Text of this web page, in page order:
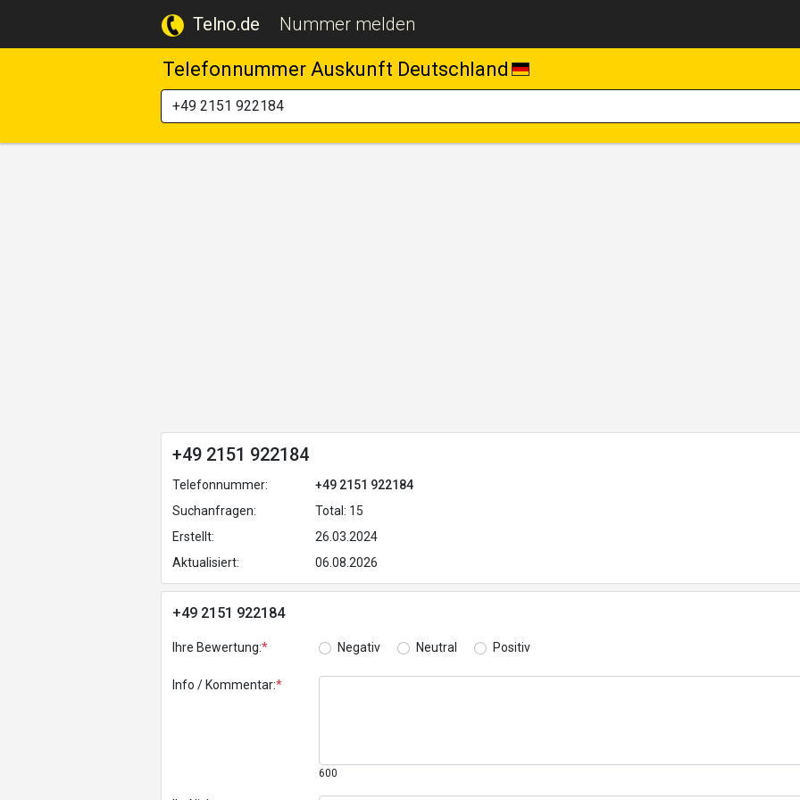
Telno.de Nummer melden
Telefonnummer Auskunft Deutschland
+49 2151 922184
Telefonnummer:
+49 2151 922184
Suchanfragen:
Total: 15
Erstellt:
26.03.2024
Aktualisiert:
06.08.2026
+49 2151 922184
Ihre Bewertung:* Negativ Neutral Positiv
Info / Kommentar:*
600